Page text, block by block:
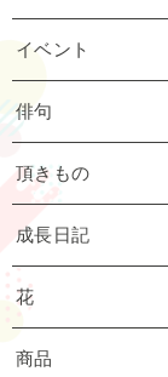
イベント
俳句
頂きもの
成長日記
花
商品